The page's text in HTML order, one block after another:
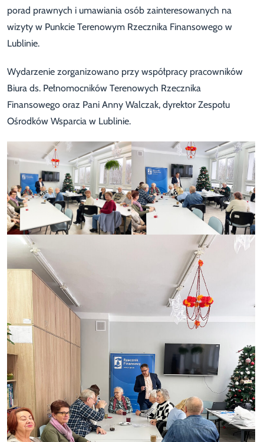
porad prawnych i umawiania osób zainteresowanych na
wizyty w Punkcie Terenowym Rzecznika Finansowego w
Lublinie.
Wydarzenie zorganizowano przy współpracy pracowników
Biura ds. Pełnomocników Terenowych Rzecznika
Finansowego oraz Pani Anny Walczak, dyrektor Zespołu
Ośrodków Wsparcia w Lublinie.